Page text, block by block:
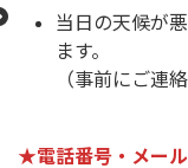
当日の天候が
ます。
（事前にご連
★電話番号・メー